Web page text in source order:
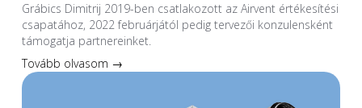
Grábics Dimitrij 2019-ben csatlakozott az Airvent értékesítési
csapatához, 2022 februárjától pedig tervezői konzulensként
támogatja partnereinket.
Tovább olvasom →